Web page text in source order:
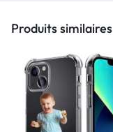
Produits similaires